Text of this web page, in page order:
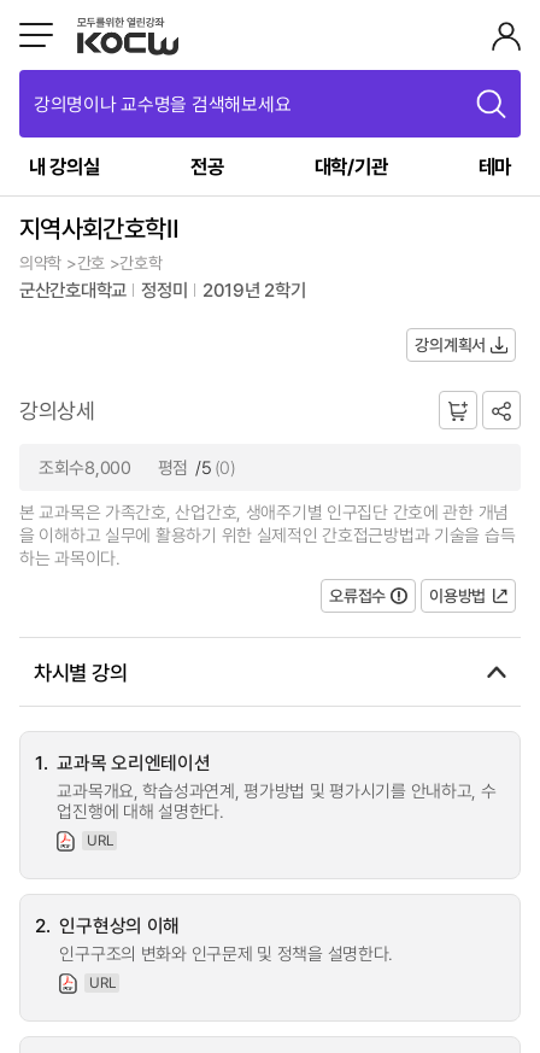
강의명이나 교수명을 검색해보세요
내 강의실 전공 대학/기관 테마
지역사회간호학Ⅱ
의약학 >간호 >간호학
군산간호대학교 정정미 2019년 2학기
강의계획서
강의상세
조회수8,000 평점 /5 (0)
본 교과목은 가족간호, 산업간호, 생애주기별 인구집단 간호에 관한 개념
을 이해하고 실무에 활용하기 위한 실제적인 간호접근방법과 기술을 습득
하는 과목이다.
오류접수
이용방법
차시별 강의
1. 교과목 오리엔테이션
교과목개요, 학습성과연계, 평가방법 및 평가시기를 안내하고, 수
업진행에 대해 설명한다.
URL
2. 인구현상의 이해
인구구조의 변화와 인구문제 및 정책을 설명한다.
URL